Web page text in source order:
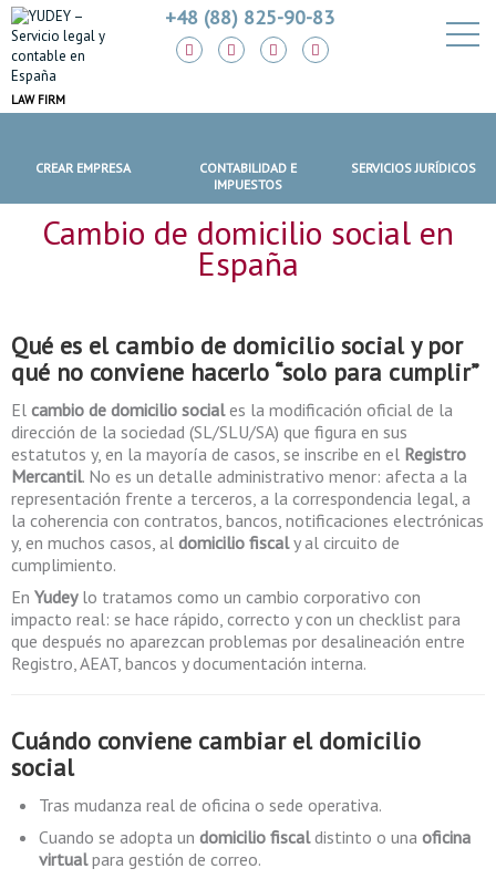
LAW FIRM
+48 (88) 825-90-83
CREAR EMPRESA
CONTABILIDAD E
IMPUESTOS
SERVICIOS JURÍDICOS
Cambio de domicilio social en
España
Qué es el cambio de domicilio socialy por
qué no conviene hacerlo “solo para cumplir”
El cambio de domicilio sociales la modificación oficial de la
dirección de la sociedad (SL/SLU/SA) que figura en sus
estatutos y, en la mayoría de casos, se inscribe en el Registro
Mercantil. No es un detalle administrativo menor: afecta a la
representación frente a terceros, a la correspondencia legal, a
la coherencia con contratos, bancos, notificaciones electrónicas
y, en muchos casos, al domicilio fiscaly al circuito de
cumplimiento.
En Yudeylo tratamos como un cambio corporativo con
impacto real: se hace rápido, correcto y con un checklist para
que después no aparezcan problemas por desalineación entre
Registro, AEAT, bancos y documentación interna.
Cuándo conviene cambiar el domicilio
social
Tras mudanza real de oficina o sede operativa.
Cuando se adopta un domicilio fiscaldistinto o una oficina
virtualpara gestión de correo.